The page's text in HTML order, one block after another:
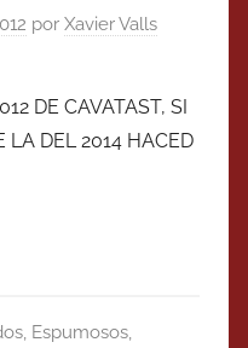
por Xavier Valls
DE CAVATAST, SI
LA DEL 2014 HACED
, Espumosos,